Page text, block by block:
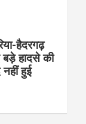
हैदरगढ़
बड़े हादसे की
हुई